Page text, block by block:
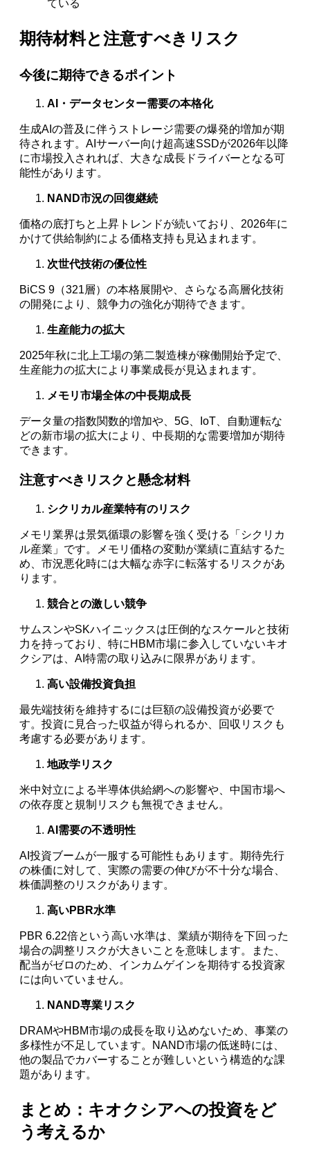
ている
期待材料と注意すべきリスク
今後に期待できるポイント
AI・データセンター需要の本格化
生成AIの普及に伴うストレージ需要の爆発的増加が期
待されます。AIサーバー向け超高速SSDが2026年以降
に市場投入されれば、大きな成長ドライバーとなる可
能性があります。
NAND市況の回復継続
価格の底打ちと上昇トレンドが続いており、2026年に
かけて供給制約による価格支持も見込まれます。
次世代技術の優位性
BiCS 9（321層）の本格展開や、さらなる高層化技術
の開発により、競争力の強化が期待できます。
生産能力の拡大
2025年秋に北上工場の第二製造棟が稼働開始予定で、
生産能力の拡大により事業成長が見込まれます。
メモリ市場全体の中長期成長
データ量の指数関数的増加や、5G、IoT、自動運転な
どの新市場の拡大により、中長期的な需要増加が期待
できます。
注意すべきリスクと懸念材料
シクリカル産業特有のリスク
メモリ業界は景気循環の影響を強く受ける「シクリカ
ル産業」です。メモリ価格の変動が業績に直結するた
め、市況悪化時には大幅な赤字に転落するリスクがあ
ります。
競合との激しい競争
サムスンやSKハイニックスは圧倒的なスケールと技術
力を持っており、特にHBM市場に参入していないキオ
クシアは、AI特需の取り込みに限界があります。
高い設備投資負担
最先端技術を維持するには巨額の設備投資が必要で
す。投資に見合った収益が得られるか、回収リスクも
考慮する必要があります。
地政学リスク
米中対立による半導体供給網への影響や、中国市場へ
の依存度と規制リスクも無視できません。
AI需要の不透明性
AI投資ブームが一服する可能性もあります。期待先行
の株価に対して、実際の需要の伸びが不十分な場合、
株価調整のリスクがあります。
高いPBR水準
PBR 6.22倍という高い水準は、業績が期待を下回った
場合の調整リスクが大きいことを意味します。また、
配当がゼロのため、インカムゲインを期待する投資家
には向いていません。
NAND専業リスク
DRAMやHBM市場の成長を取り込めないため、事業の
多様性が不足しています。NAND市場の低迷時には、
他の製品でカバーすることが難しいという構造的な課
題があります。
まとめ：キオクシアへの投資をど
う考えるか